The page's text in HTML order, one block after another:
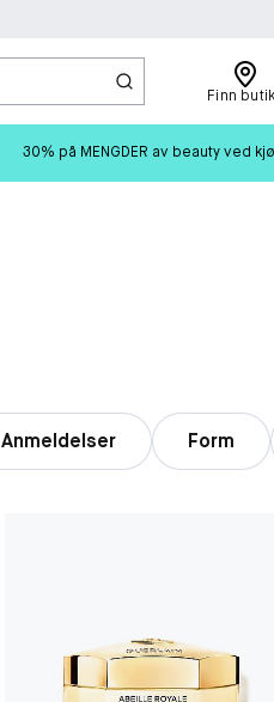
Finn
30% på MENGDER av beauty ved
Anmeldelser Form